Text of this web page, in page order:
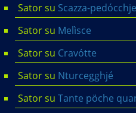
Satorsu Scazza-pedócchje
Satorsu Melìsce
Satorsu Cravótte
Satorsu Nturcegghjé
Satorsu Tante pöche